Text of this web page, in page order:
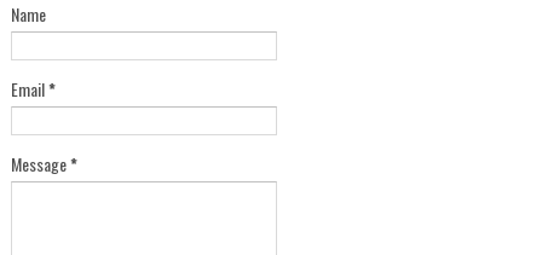
Name
Email*
Message*